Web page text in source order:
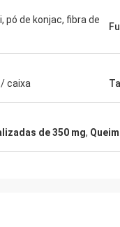
pó de konjac, fibra de
caixa
de 350 mg,